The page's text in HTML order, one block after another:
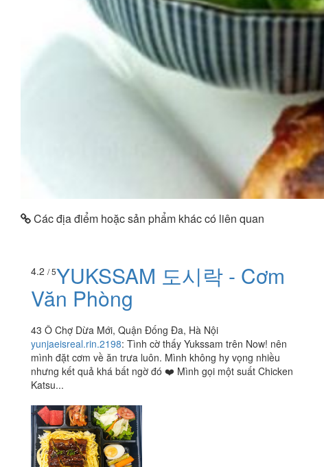
Các địa điểm hoặc sản phẩm khác có liên quan
4.2 / 5YUKSSAM 도시락 - Cơm
Văn Phòng
43 Ô Chợ Dừa Mới, Quận Đống Đa, Hà Nội
yunjaeisreal.rin.2198: Tình cờ thấy Yukssam trên Now! nên
mình đặt cơm về ăn trưa luôn. Mình không hy vọng nhiều
nhưng kết quả khá bất ngờ đó ❤️ Mình gọi một suất Chicken
Katsu...